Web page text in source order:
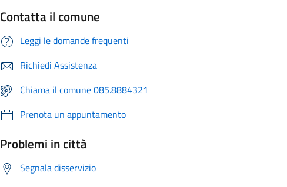
Contatta il comune
Leggi le domande frequenti
Richiedi Assistenza
Chiama il comune 085.8884321
Prenota un appuntamento
Problemi in città
Segnala disservizio